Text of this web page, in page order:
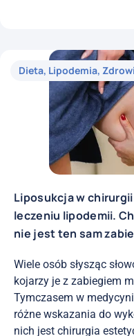
Dieta, Lipodemia,
Liposukcja w
leczeniu lipodemii.
nie jest ten sam
Wiele osób słysząc
kojarzy je z zabiegiem
Tymczasem w
różne wskazania do
nich jest chirurgia